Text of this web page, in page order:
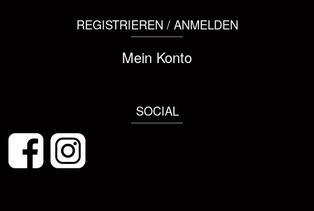
REGISTRIEREN / ANMELDEN
Mein Konto
SOCIAL